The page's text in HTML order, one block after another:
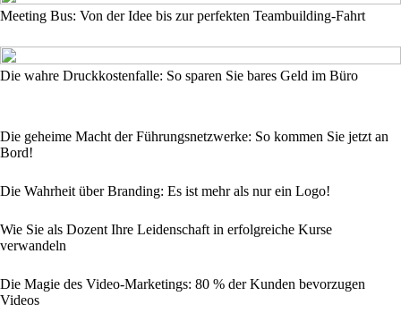
Meeting Bus: Von der Idee bis zur perfekten Teambuilding-Fahrt
Die wahre Druckkostenfalle: So sparen Sie bares Geld im Büro
Die geheime Macht der Führungsnetzwerke: So kommen Sie jetzt an
Bord!
Die Wahrheit über Branding: Es ist mehr als nur ein Logo!
Wie Sie als Dozent Ihre Leidenschaft in erfolgreiche Kurse
verwandeln
Die Magie des Video-Marketings: 80 % der Kunden bevorzugen
Videos